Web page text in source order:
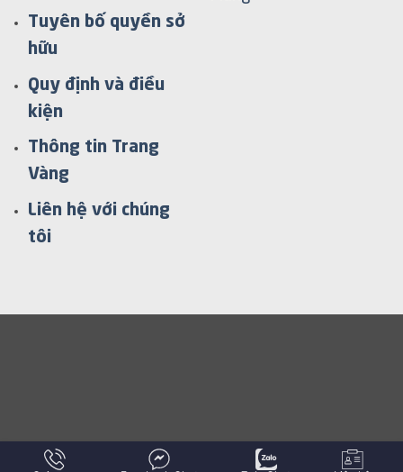
Tuyên bố quyền sở
hữu
Quy định và điều
kiện
Thông tin Trang
Vàng
Liên hệ với chúng
tôi